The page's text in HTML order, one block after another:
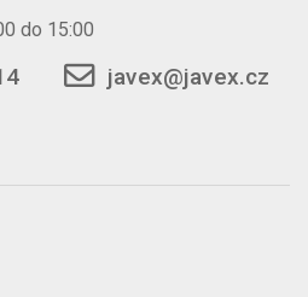
do 15:00
javex@javex.cz